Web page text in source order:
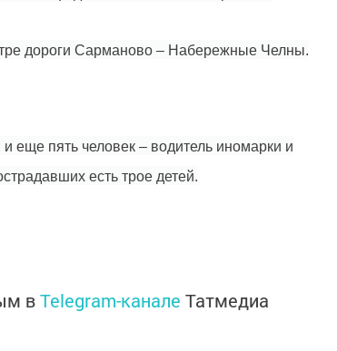
дороги Сарманово – Набережные Челны.
еще пять человек – водитель иномарки и
есть трое детей.
вTelegram-канале Татмедиа